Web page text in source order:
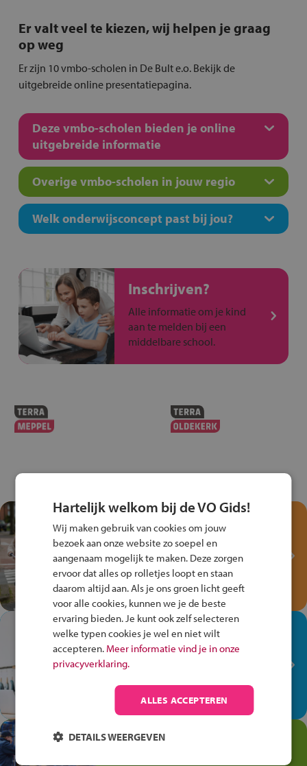
Er valt veel te kiezen, wij helpen je graag
op weg
Er zijn 10 vmbo-scholen in De Bult e.o. Bekijk de
uitgebreide online presentatiepagina.
Deze vmbo-scholen bieden je online
uitgebreide informatie
Overige vmbo-scholen in jouw regio
Welk onderwijsconcept past bij jou?
Inschrijven?
Alle informatie om je kind
aan te melden bij een
middelbare school.
Test je kennis met het
Fiets Veilig
Verkeersspel!
Speel het Fiets Veilig Verkeersspel
en win een Cortina-fiets!
In de winkel ben je op je
plek!
Ontdek via het vmbo jouw talent
op de winkelvloer, waar elke dag
anders is!
Jouw talent in de
Hartelijk welkom bij de VO Gids!
Wij maken gebruik van cookies om jouw
bezoek aan onze website zo soepel en
aangenaam mogelijk te maken. Deze zorgen
ervoor dat alles op rolletjes loopt en staan
daarom altijd aan. Als je ons groen licht geeft
voor alle cookies, kunnen we je de beste
ervaring bieden. Je kunt ook zelf selecteren
welke typen cookies je wel en niet wilt
accepteren. Meer informatie vind je in onze
privacyverklaring.
ALLES ACCEPTEREN
DETAILS WEERGEVEN